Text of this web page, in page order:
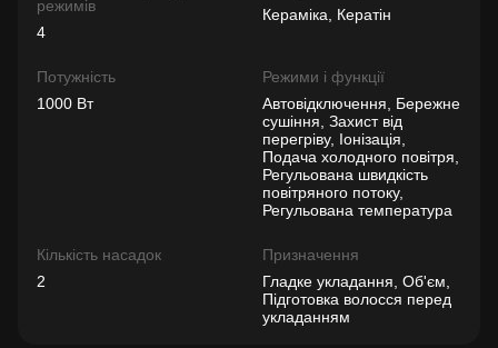
режимів
4
Кераміка, Кератін
Потужність
1000 Вт
Режими і функції
Автовідключення, Бережне
сушіння, Захист від
перегріву, Іонізація,
Подача холодного повітря,
Регульована швидкість
повітряного потоку,
Регульована температура
Кількість насадок
2
Призначення
Гладке укладання, Об'єм,
Підготовка волосся перед
укладанням